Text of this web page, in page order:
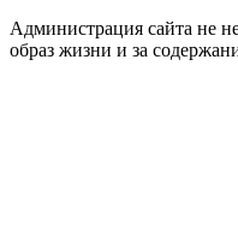
Администрация сайта не
образ жизни и за